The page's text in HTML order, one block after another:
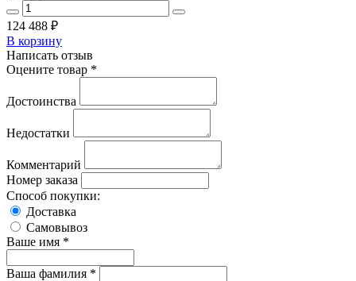
124 488 ₽
В корзину
Написать отзыв
Оцените товар *
Достоинства
Недостатки
Комментарий
Номер заказа
Способ покупки:
Доставка
Самовывоз
Ваше имя *
Ваша фамилия *